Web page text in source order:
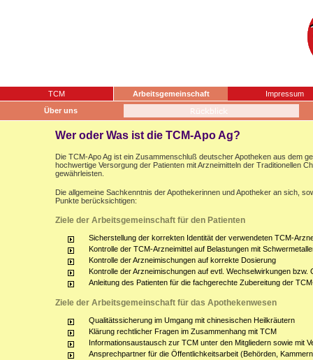
TCM Arbeitsgemeinschaft
Impressum
Über uns
Wer oder Was ist die TCM-Apo Ag?
Die TCM-Apo Ag ist ein Zusammenschluß deutscher Apotheken aus dem
hochwertige Versorgung der Patienten mit Arzneimitteln der Traditionellen
gewährleisten.
Die allgemeine Sachkenntnis der Apothekerinnen und Apotheker an sich,
Punkte berücksichtigen:
Ziele der Arbeitsgemeinschaft für den Patienten
Sicherstellung der korrekten Identität der verwendeten TCM-
Kontrolle der TCM-Arzneimittel auf Belastungen mit
Kontrolle der Arzneimischungen auf korrekte Dosierung
Kontrolle der Arzneimischungen auf evtl. Wechselwirkungen
Anleitung des Patienten für die fachgerechte Zubereitung der
Ziele der Arbeitsgemeinschaft für das Apothekenwesen
Qualitätssicherung im Umgang mit chinesischen Heilkräutern
Klärung rechtlicher Fragen im Zusammenhang mit TCM
Informationsaustausch zur TCM unter den Mitgliedern sowie mit
Ansprechpartner für die Öffentlichkeitsarbeit (Behörden,